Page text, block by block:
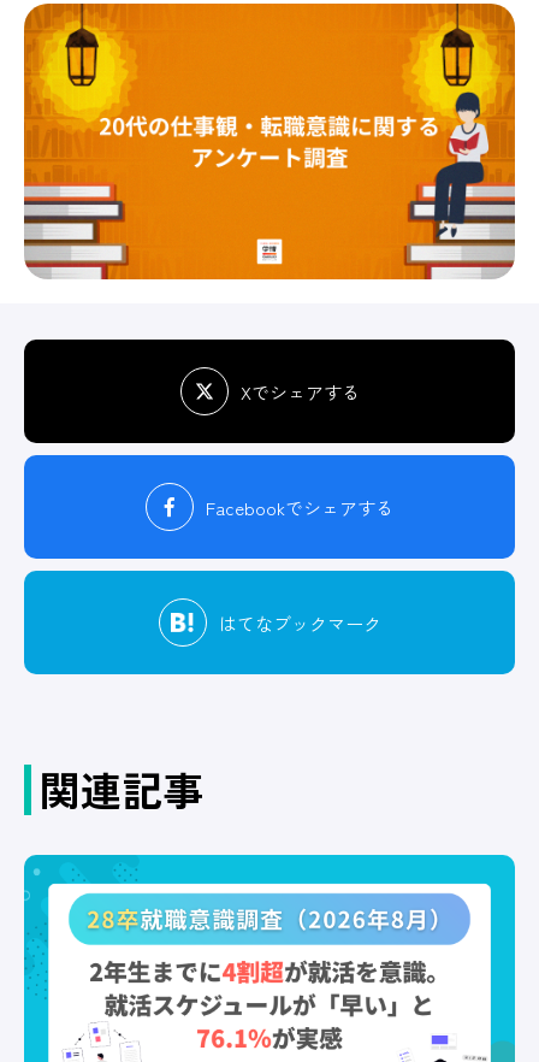
Xでシェアする
Facebookでシェアする
はてなブックマーク
関連記事